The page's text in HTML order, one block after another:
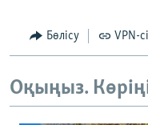
Бөлісу VPN-
Оқыңыз.